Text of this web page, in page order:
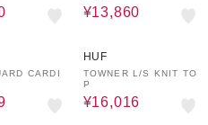
¥13,860
CARDI
HUF
TOWNER L/S KNIT TO
P
¥16,016